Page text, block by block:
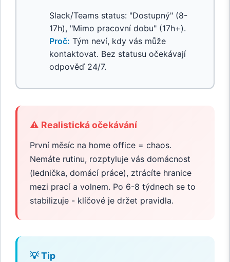
Slack/Teams status: "Dostupný" (8-
17h), "Mimo pracovní dobu" (17h+).
Proč: Tým neví, kdy vás může
kontaktovat. Bez statusu očekávají
odpověď 24/7.
⚠️ Realistická očekávání
První měsíc na home office = chaos.
Nemáte rutinu, rozptyluje vás domácnost
(lednička, domácí práce), ztrácíte hranice
mezi prací a volnem. Po 6-8 týdnech se to
stabilizuje - klíčové je držet pravidla.
💡 Tip